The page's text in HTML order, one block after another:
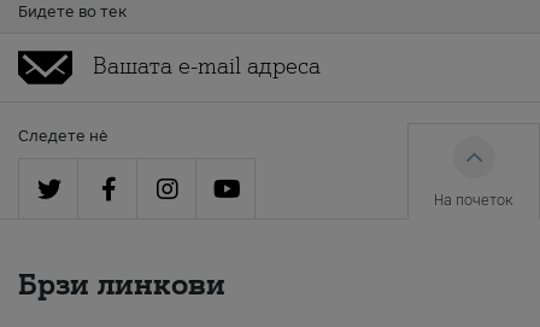
Бидете во тек
Следете нè
На почеток
Брзи линкови